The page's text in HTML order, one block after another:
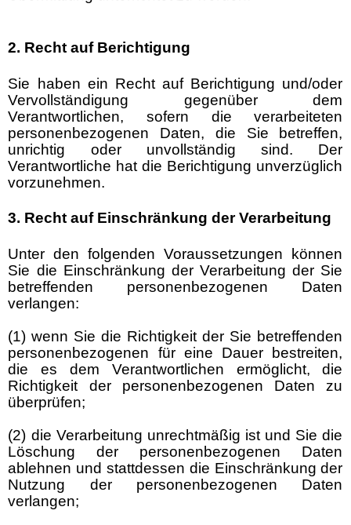
2. Recht auf Berichtigung
Sie haben ein Recht auf Berichtigung und/oder
Vervollständigung gegenüber dem
Verantwortlichen, sofern die verarbeiteten
personenbezogenen Daten, die Sie betreffen,
unrichtig oder unvollständig sind. Der
Verantwortliche hat die Berichtigung unverzüglich
vorzunehmen.
3. Recht auf Einschränkung der Verarbeitung
Unter den folgenden Voraussetzungen können
Sie die Einschränkung der Verarbeitung der Sie
betreffenden personenbezogenen Daten
verlangen:
(1) wenn Sie die Richtigkeit der Sie betreffenden
personenbezogenen für eine Dauer bestreiten,
die es dem Verantwortlichen ermöglicht, die
Richtigkeit der personenbezogenen Daten zu
überprüfen;
(2) die Verarbeitung unrechtmäßig ist und Sie die
Löschung der personenbezogenen Daten
ablehnen und stattdessen die Einschränkung der
Nutzung der personenbezogenen Daten
verlangen;